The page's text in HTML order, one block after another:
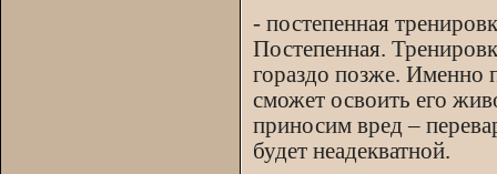
- постепенная
Постепенная.
гораздо позже. Именно
сможет освоить его
приносим вред –
будет неадекватной.